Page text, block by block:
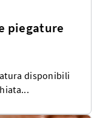
piegature
disponibili